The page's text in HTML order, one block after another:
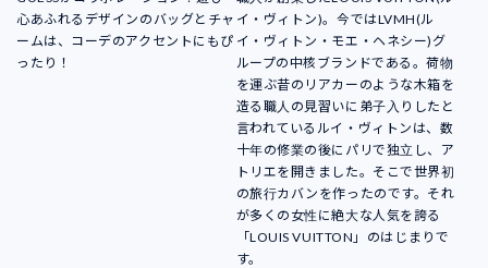
心あふれるデザインのバッグとチャ
ームは、コーデのアクセントにもぴ
ったり！
イ・ヴィトン)。今ではLVMH(ル
イ・ヴィトン・モエ・ヘネシー)グ
ループの中核ブランドである。荷物
を運ぶ昔のリアカーのような木箱を
造る職人の見習いに弟子入りしたと
言われているルイ・ヴィトンは、数
十年の修業の後にパリで独立し、ア
トリエを開きました。そこで世界初
の旅行カバンを作ったのです。それ
が多くの女性に絶大な人気を誇る
「LOUIS VUITTON」のはじまりで
す。